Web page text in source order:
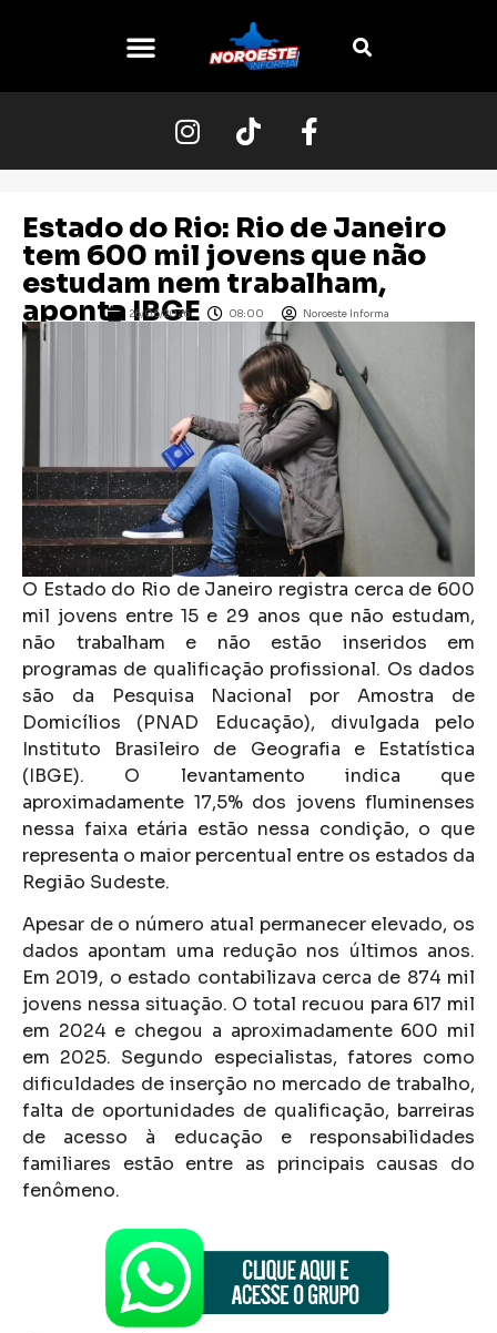
Estado do Rio: Rio de Janeiro
tem 600 mil jovens que não
estudam nem trabalham,
aponta IBGE
26/06/2026 08:00 Noroeste Informa
O Estado do Rio de Janeiro registra cerca de 600
mil jovens entre 15 e 29 anos que não estudam,
não trabalham e não estão inseridos em
programas de qualificação profissional. Os dados
são da Pesquisa Nacional por Amostra de
Domicílios (PNAD Educação), divulgada pelo
Instituto Brasileiro de Geografia e Estatística
(IBGE). O levantamento indica que
aproximadamente 17,5% dos jovens fluminenses
nessa faixa etária estão nessa condição, o que
representa o maior percentual entre os estados da
Região Sudeste.
Apesar de o número atual permanecer elevado, os
dados apontam uma redução nos últimos anos.
Em 2019, o estado contabilizava cerca de 874 mil
jovens nessa situação. O total recuou para 617 mil
em 2024 e chegou a aproximadamente 600 mil
em 2025. Segundo especialistas, fatores como
dificuldades de inserção no mercado de trabalho,
falta de oportunidades de qualificação, barreiras
de acesso à educação e responsabilidades
familiares estão entre as principais causas do
fenômeno.